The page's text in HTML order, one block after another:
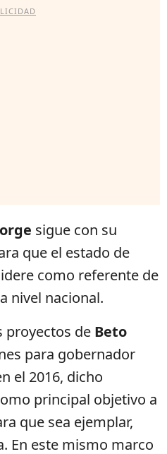
sigue con su
que el estado de
como referente de
nivel nacional.
proyectos de Beto
para gobernador
el 2016, dicho
principal objetivo a
que sea ejemplar,
En este mismo marco